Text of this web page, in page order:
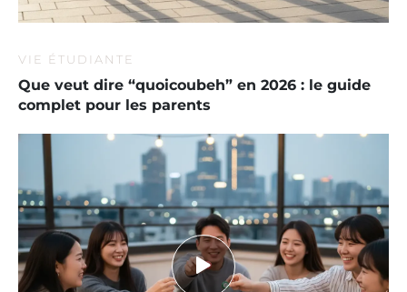
VIE ÉTUDIANTE
Que veut dire “quoicoubeh” en 2026 : le guide
complet pour les parents